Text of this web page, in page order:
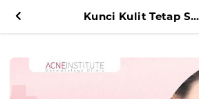
Kunci Kulit Tetap Sehat Meski Sibuk, Ini Solusi Perawatan yang Efektif